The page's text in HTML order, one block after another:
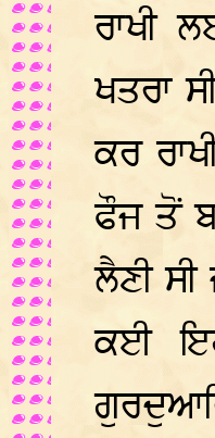
ਰਾਖੀ
ਖਤਰਾ
ਕਰ
ਫੌਜ ਤੋਂ
ਲੈਣੀ
ਕਈ